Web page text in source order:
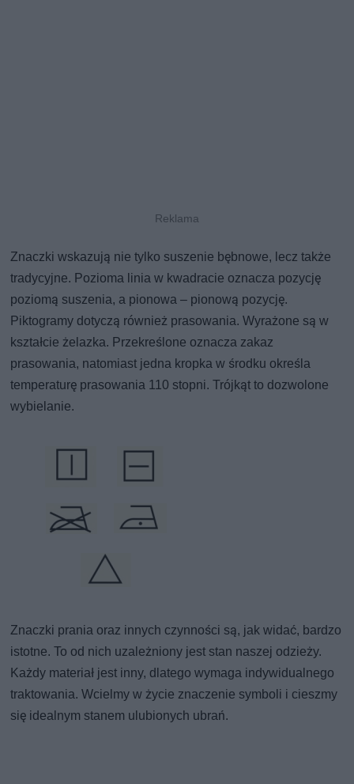
Znaczki wskazują nie tylko suszenie bębnowe, lecz także
tradycyjne. Pozioma linia w kwadracie oznacza pozycję
poziomą suszenia, a pionowa – pionową pozycję.
Piktogramy dotyczą również prasowania. Wyrażone są w
kształcie żelazka. Przekreślone oznacza zakaz
prasowania, natomiast jedna kropka w środku określa
temperaturę prasowania 110 stopni. Trójkąt to dozwolone
wybielanie.
Znaczki prania oraz innych czynności są, jak widać, bardzo
istotne. To od nich uzależniony jest stan naszej odzieży.
Każdy materiał jest inny, dlatego wymaga indywidualnego
traktowania. Wcielmy w życie znaczenie symboli i cieszmy
się idealnym stanem ulubionych ubrań.